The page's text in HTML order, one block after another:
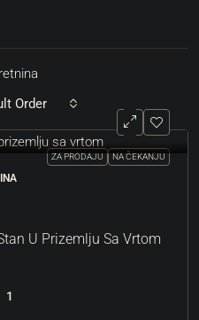
Order
ZA PRODAJU NA ČEKANJU
U Prizemlju Sa Vrtom
1